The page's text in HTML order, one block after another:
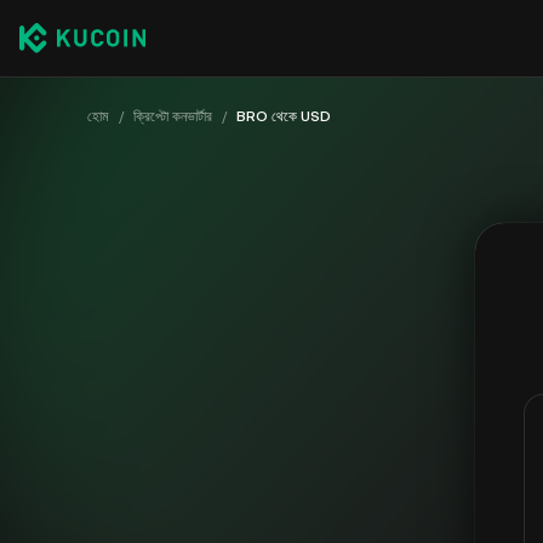
হোম / ক্রিপ্টো কনভার্টার / BRO থেকে USD